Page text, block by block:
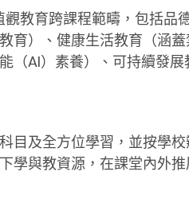
教育跨課程範疇，包括品
育）、健康生活教育（涵
（AI）素養）、可持續發
目及全方位學習，並按學
學與教資源，在課堂內外